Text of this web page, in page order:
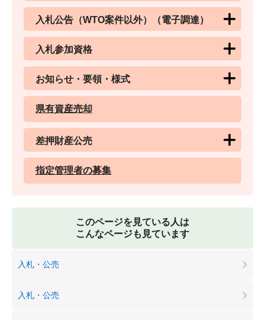
入札公告（WTO案件以外）（電子調達）
入札参加資格
お知らせ・要領・様式
県有資産売却
差押財産公売
指定管理者の募集
このページを見ている人は
こんなページも見ています
入札・公売
入札・公売